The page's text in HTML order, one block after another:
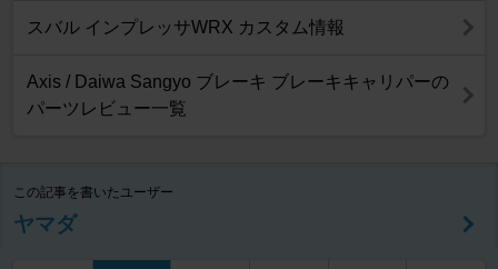
スバル インプレッサWRX カスタム情報
Axis / Daiwa Sangyo ブレーキ ブレーキキャリパーの
パーツレビュー一覧
この記事を書いたユーザー
ヤマダ